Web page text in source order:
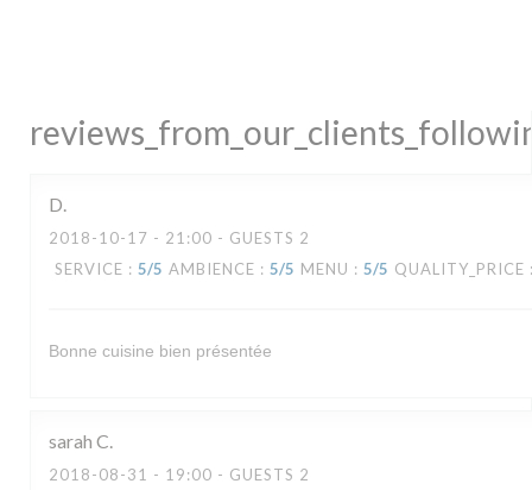
D
2018-10-17 - 21:00 - GUESTS 2
SERVICE : 5/5 AMBIENCE : 5/5 MENU : 5/5 QUALITY_PRICE
Bonne cuisine bien présentée
sarah C
2018-08-31 - 19:00 - GUESTS 2